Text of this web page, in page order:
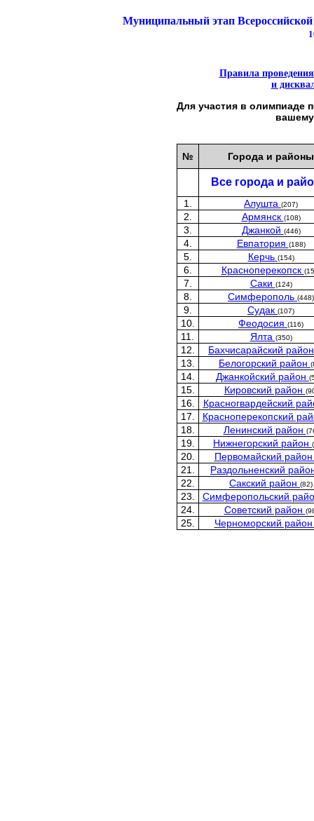
Муниципальный этап
Правила
и
Для участия в олимпиаде
№ Города и районы
Все города и
1. Алушта (207)
2. Армянск (108)
3. Джанкой (446)
4. Евпатория (188)
5. Керчь (154)
6. Красноперекопск
7. Саки (124)
8. Симферополь (448)
9. Судак (107)
10. Феодосия (116)
11. Ялта (350)
12.
Бахчисарайский
13.
Белогорский район
14. Джанкойский район
15. Кировский район
16.
Красногвардейский
17.
Красноперекопский
18.
Ленинский район
19. Нижнегорский район
20.
Первомайский
21.
Раздольненский
22.
Сакский район (82)
23.
Симферопольский
24.
Советский район
25. Черноморский